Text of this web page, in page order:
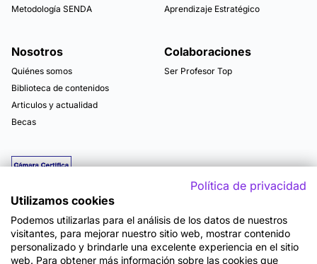
Metodología SENDA Aprendizaje Estratégico
Nosotros
Quiénes somos
Biblioteca de contenidos
Articulos y actualidad
Becas
Colaboraciones
Ser Profesor Top
Política de privacidad
Utilizamos cookies
Podemos utilizarlas para el análisis de los datos de nuestros
visitantes, para mejorar nuestro sitio web, mostrar contenido
personalizado y brindarle una excelente experiencia en el sitio
web. Para obtener más información sobre las cookies que